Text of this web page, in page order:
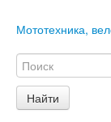
Мототехника,